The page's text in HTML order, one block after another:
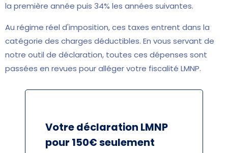
la première année puis 34% les années suivantes.
Au régime réel d'imposition, ces taxes entrent dans la
catégorie des charges déductibles. En vous servant de
notre outil de déclaration, toutes ces dépenses sont
passées en revues pour alléger votre fiscalité LMNP.
Votre déclaration LMNP
pour 150€ seulement